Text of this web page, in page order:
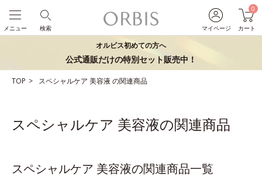
マイページ
0
カート
検索
メニュー
オルビス初めての方へ
公式通販だけの特別セット販売中！
TOP スペシャルケア 美容液の関連商品
スペシャルケア 美容液の関連商品
スペシャルケア 美容液の関連商品一覧